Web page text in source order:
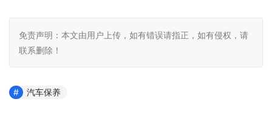
免责声明：本文由用户上传，如有错误请指正，如有侵权，请
联系删除！
汽车保养